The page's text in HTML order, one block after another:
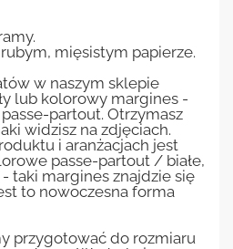
mięsistym papierze.
w naszym sklepie
lub kolorowy margines -
partout. Otrzymasz
widzisz na zdjęciach.
i aranżacjach jest
passe-partout / białe,
taki margines znajdzie się
to nowoczesna forma
przygotować do rozmiaru